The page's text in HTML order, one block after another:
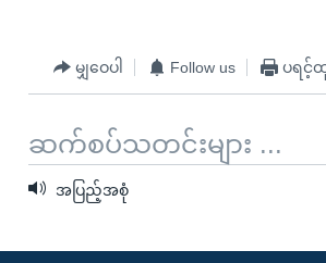
မျှဝေပါ Follow us ပရင့်
ဆက်စပ်သတင်းများ ...
အပြည့်အစုံ